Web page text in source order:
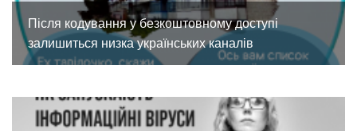
Після кодування у безкоштовному доступі
залишиться низка українських каналів